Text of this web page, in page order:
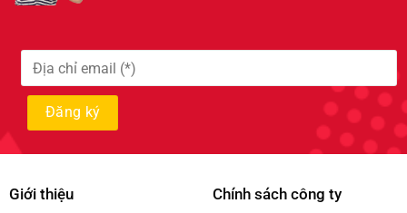
Giới thiệu Chính sách công ty